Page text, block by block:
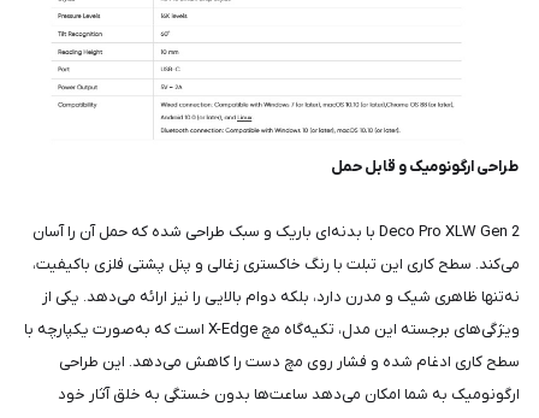
طراحی ارگونومیک و قابل حمل
Deco Pro XLW Gen 2 با بدنه‌ای باریک و سبک طراحی شده که حمل آن را آسان
می‌کند. سطح کاری این تبلت با رنگ خاکستری زغالی و پنل پشتی فلزی باکیفیت،
نه‌تنها ظاهری شیک و مدرن دارد، بلکه دوام بالایی را نیز ارائه می‌دهد. یکی از
ویژگی‌های برجسته این مدل، تکیه‌گاه مچ X-Edge است که به‌صورت یکپارچه با
سطح کاری ادغام شده و فشار روی مچ دست را کاهش می‌دهد. این طراحی
ارگونومیک به شما امکان می‌دهد ساعت‌ها بدون خستگی به خلق آثار خود